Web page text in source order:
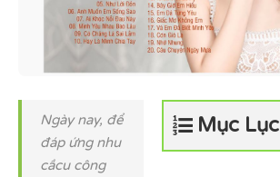
Mục Lục
Ngày nay, để
đáp ứng nhu
cầcu công